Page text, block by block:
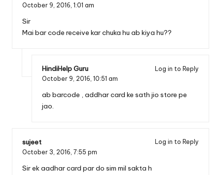
October 9, 2016, 1:01 am
Sir
Mai bar code receive kar chuka hu ab kiya hu??
HindiHelp Guru
Log in to Reply
October 9, 2016, 10:51 am
ab barcode , addhar card ke sath jio store pe
jao.
sujeet
Log in to Reply
October 3, 2016, 7:55 pm
Sir ek aadhar card par do sim mil sakta h